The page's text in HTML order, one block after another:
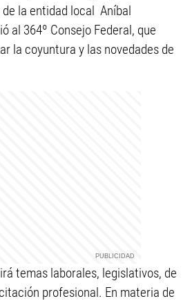
la entidad local Aníbal
al 364º Consejo Federal, que
la coyuntura y las novedades de
temas laborales, legislativos, de
profesional. En materia de